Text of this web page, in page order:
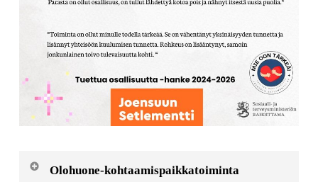
Olohuone-kohtaamispaikkatoiminta